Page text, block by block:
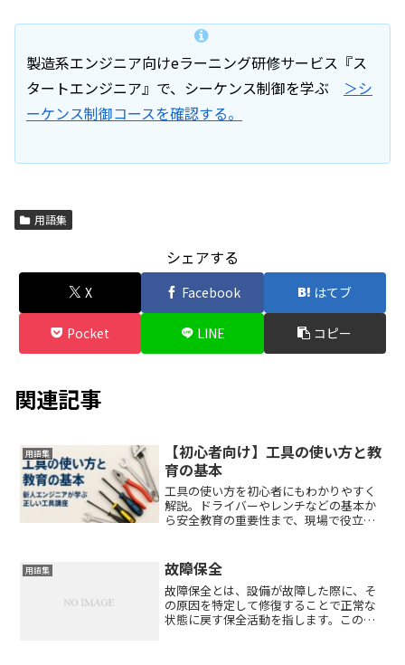
製造系エンジニア向けeラーニング研修サービス『ス
タートエンジニア』で、シーケンス制御を学ぶ ＞シ
ーケンス制御コースを確認する。
用語集
シェアする
X Facebook はてブ
Pocket LINE コピー
関連記事
用語集
【初心者向け】工具の使い方と教
育の基本
工具の使い方を初心者にもわかりやすく
解説。ドライバーやレンチなどの基本か
ら安全教育の重要性まで、現場で役立つ
用語集 故障保全
故障保全とは、設備が故障した際に、そ
の原因を特定して修復することで正常な
状態に戻す保全活動を指します。このア